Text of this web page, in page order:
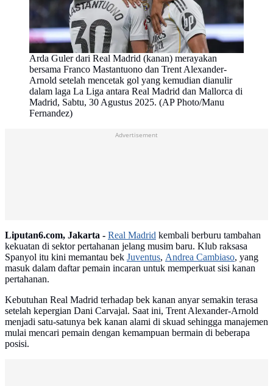
Arda Guler dari Real Madrid (kanan) merayakan
bersama Franco Mastantuono dan Trent Alexander-
Arnold setelah mencetak gol yang kemudian dianulir
dalam laga La Liga antara Real Madrid dan Mallorca di
Madrid, Sabtu, 30 Agustus 2025. (AP Photo/Manu
Fernandez)
Advertisement
Liputan6.com, Jakarta - Real Madrid kembali berburu tambahan
kekuatan di sektor pertahanan jelang musim baru. Klub raksasa
Spanyol itu kini memantau bek Juventus, Andrea Cambiaso, yang
masuk dalam daftar pemain incaran untuk memperkuat sisi kanan
pertahanan.
Kebutuhan Real Madrid terhadap bek kanan anyar semakin terasa
setelah kepergian Dani Carvajal. Saat ini, Trent Alexander-Arnold
menjadi satu-satunya bek kanan alami di skuad sehingga manajemen
mulai mencari pemain dengan kemampuan bermain di beberapa
posisi.